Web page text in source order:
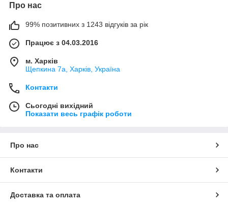
Про нас
99% позитивних з 1243 відгуків за рік
Працює з 04.03.2016
м. Харків
Щепкина 7а, Харків, Україна
Контакти
Сьогодні вихідний
Показати весь графік роботи
Про нас
Контакти
Доставка та оплата